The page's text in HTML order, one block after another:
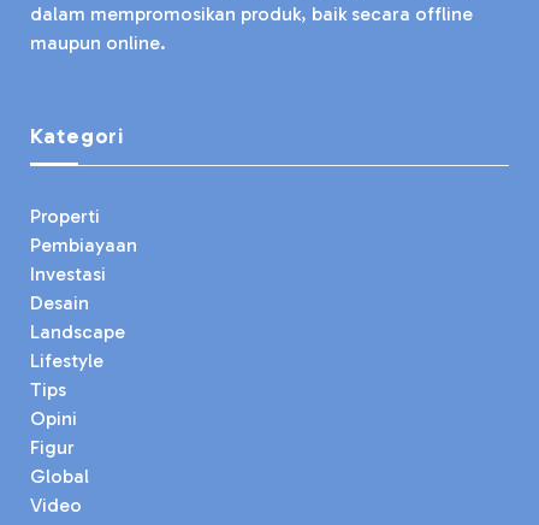
dalam mempromosikan produk, baik secara offline
maupun online.
Kategori
Properti
Pembiayaan
Investasi
Desain
Landscape
Lifestyle
Tips
Opini
Figur
Global
Video